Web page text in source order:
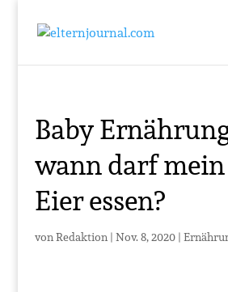
Baby
wann darf
Eier essen?
vonRedaktion|Nov. 8, 2020|